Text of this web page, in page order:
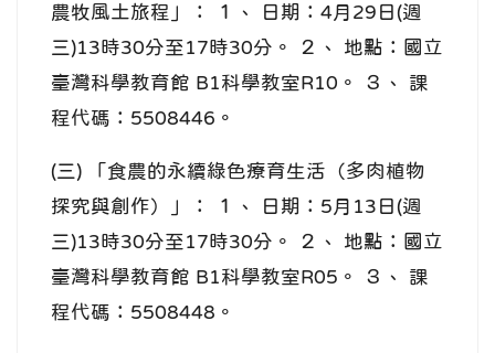
農牧風土旅程」： １、 日期：4月29日(週
三)13時30分至17時30分。 ２、 地點：國立
臺灣科學教育館 B1科學教室R10。 ３、 課
程代碼：5508446。
(三) 「食農的永續綠色療育生活（多肉植物
探究與創作）」： １、 日期：5月13日(週
三)13時30分至17時30分。 ２、 地點：國立
臺灣科學教育館 B1科學教室R05。 ３、 課
程代碼：5508448。